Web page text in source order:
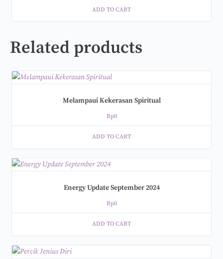
ADD TO CART
Related products
Melampaui Kekerasan Spiritual
Rp0
ADD TO CART
Energy Update September 2024
Rp0
ADD TO CART